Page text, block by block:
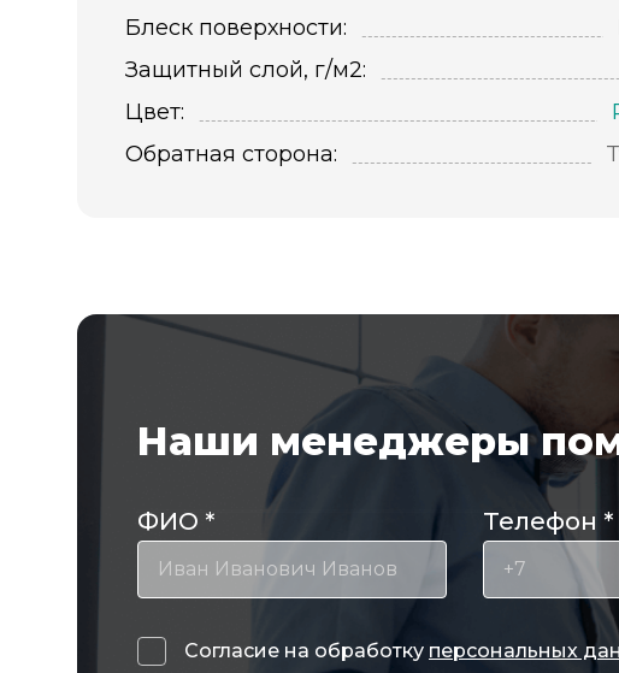
Блеск поверхности:
Защитный слой, г/м2:
Цвет:
Обратная сторона:
Наши менеджеры
ФИО * Телефон *
Согласие на обработку персональных